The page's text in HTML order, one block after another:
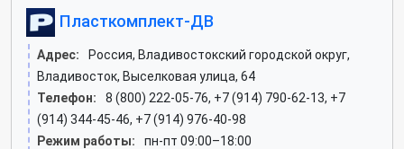
Пласткомплект-ДВ
Адрес:
Россия, Владивостокский городской округ,
Владивосток, Выселковая улица, 64
Телефон:
8 (800) 222-05-76, +7 (914) 790-62-13, +7
(914) 344-45-46, +7 (914) 976-40-98
Режим работы:
пн-пт 09:00–18:00